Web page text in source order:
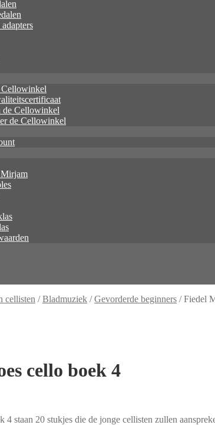
de Cellowinkel
de Cellowinkel
cellisten /Bladmuziek /Gevorderde beginners /Fiedel
cello boek 4
4 staan 20 stukjes die de jonge cellisten zullen